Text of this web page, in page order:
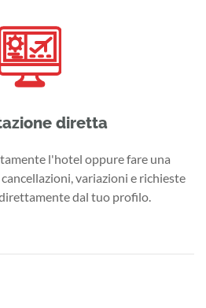
diretta
l'hotel oppure fare una
variazioni e richieste
dal tuo profilo.